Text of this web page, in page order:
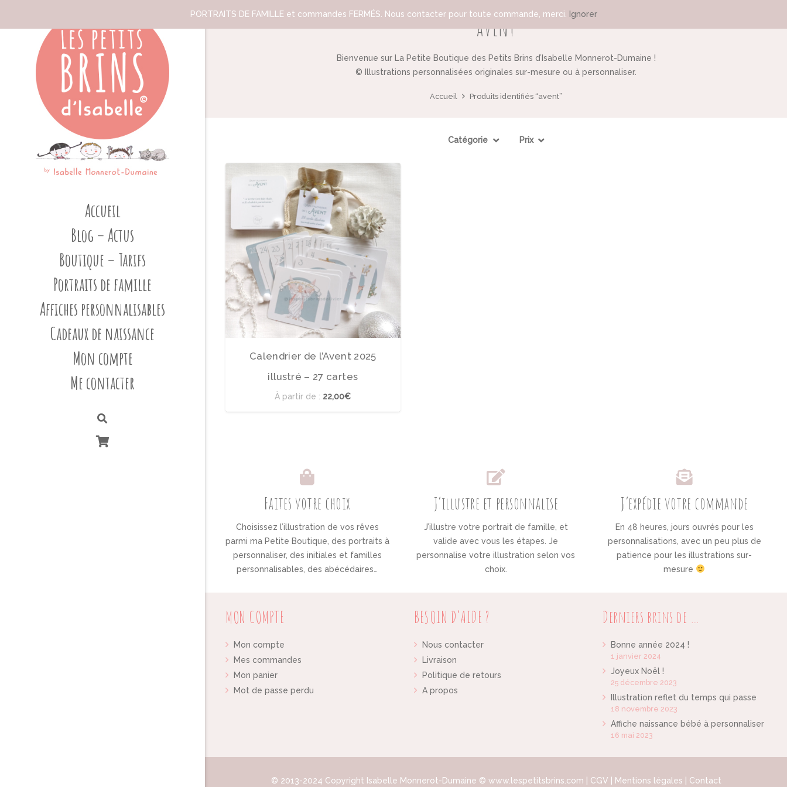
Accueil
Blog – Actus
Boutique – Tarifs
Portraits de famille
Affiches personnalisables
Cadeaux de naissance
Mon compte
Me contacter
avent
Bienvenue sur La Petite Boutique des Petits Brins d’Isabelle Monnerot-Dumaine !
© Illustrations personnalisées originales sur-mesure ou à personnaliser.
Accueil Produits identifiés “avent”
Catégorie Prix
Calendrier de l’Avent 2025
illustré – 27 cartes
À partir de : 22,00€
Faites votre choix
Choisissez l’illustration de vos rêves
parmi ma Petite Boutique, des portraits à
personnaliser, des initiales et familles
personnalisables, des abécédaires…
J’illustre et personnalise
J’illustre votre portrait de famille, et
valide avec vous les étapes. Je
personnalise votre illustration selon vos
choix.
J’expédie votre commande
En 48 heures, jours ouvrés pour les
personnalisations, avec un peu plus de
patience pour les illustrations sur-
mesure
MON COMPTE
Mon compte
Mes commandes
Mon panier
Mot de passe perdu
BESOIN D’AIDE ?
Nous contacter
Livraison
Politique de retours
A propos
Derniers brins de …
Bonne année 2024 !
1 janvier 2024
Joyeux Noël !
25 décembre 2023
Illustration reflet du temps qui passe
18 novembre 2023
Affiche naissance bébé à personnaliser
16 mai 2023
© 2013-2024 Copyright Isabelle Monnerot-Dumaine © www.lespetitsbrins.com | CGV Mentions légales Contact
PORTRAITS DE FAMILLE et commandes FERMÉS. Nous contacter pour toute commande, merci. Ignorer